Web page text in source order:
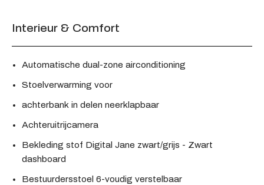
Interieur & Comfort
Automatische dual-zone airconditioning
Stoelverwarming voor
achterbank in delen neerklapbaar
Achteruitrijcamera
Bekleding stof Digital Jane zwart/grijs - Zwart
dashboard
Bestuurdersstoel 6-voudig verstelbaar